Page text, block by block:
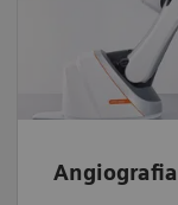
Angiografia